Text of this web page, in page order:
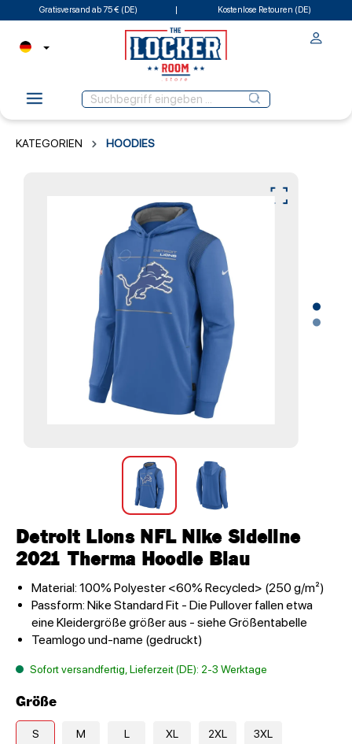
Gratisversand ab 75 € (DE) Kostenlose Retouren (DE)
KATEGORIEN HOODIES
Detroit Lions NFL Nike Sideline
2021 Therma Hoodie Blau
Material: 100% Polyester <60% Recycled> (250 g/m²)
Passform: Nike Standard Fit - Die Pullover fallen etwa
eine Kleidergröße größer aus - siehe Größentabelle
Teamlogo und-name (gedruckt)
Sofort versandfertig, Lieferzeit (DE): 2-3 Werktage
Größe
S M L XL 2XL 3XL